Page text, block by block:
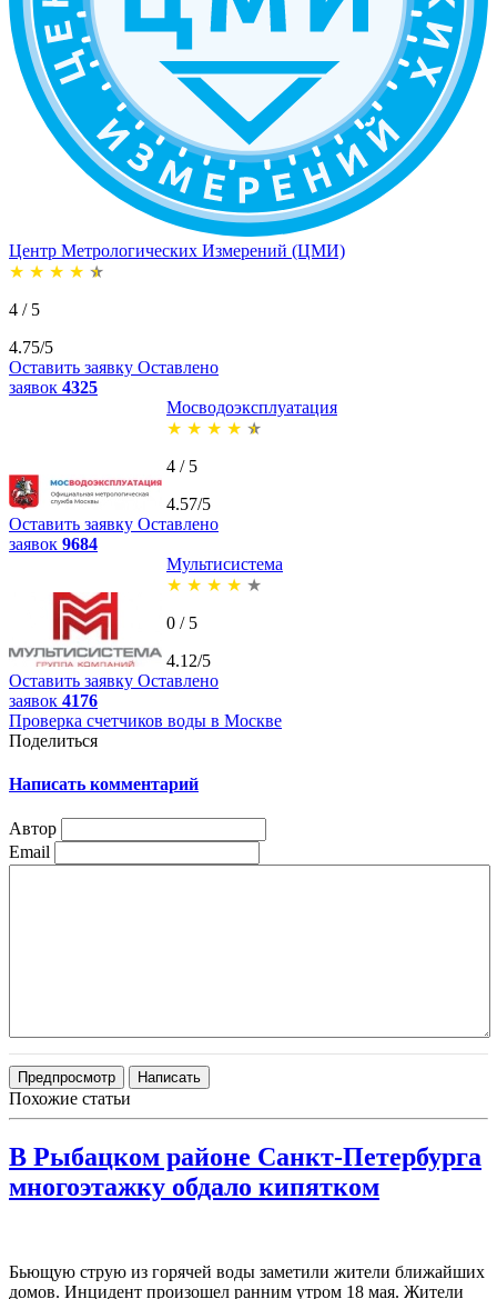
Центр Метрологических Измерений (ЦМИ)
★ ★ ★ ★ ★
4 / 5
4.75/5
Оставить заявку Оставлено
заявок 4325
Мосводоэксплуатация
★ ★ ★ ★ ★
4 / 5
4.57/5
Оставить заявку Оставлено
заявок 9684
Мультисистема
★ ★ ★ ★ ★
0 / 5
4.12/5
Оставить заявку Оставлено
заявок 4176
Проверка счетчиков воды в Москве
Поделиться
Написать комментарий
Автор
Email
Похожие статьи
В Рыбацком районе Санкт-Петербурга
многоэтажку обдало кипятком
Бьющую струю из горячей воды заметили жители ближайших
домов. Инцидент произошел ранним утром 18 мая. Жители